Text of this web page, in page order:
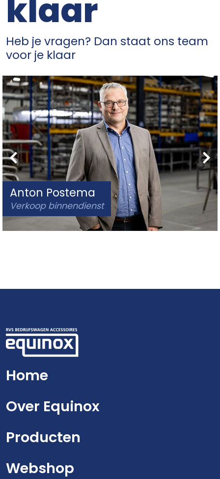
klaar
Heb je vragen? Dan staat ons team
voor je klaar
Anton Postema
Verkoop binnendienst
Home
Over Equinox
Producten
Webshop